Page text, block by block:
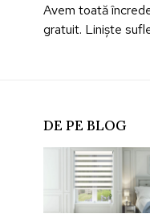
Avem toată
gratuit. Liniște
DE PE BLOG